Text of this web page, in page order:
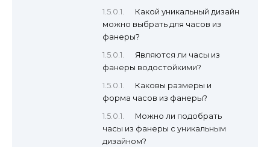
Какой уникальный дизайн
можно выбрать для часов из
фанеры?
Являются ли часы из
фанеры водостойкими?
Каковы размеры и
форма часов из фанеры?
Можно ли подобрать
часы из фанеры с уникальным
дизайном?